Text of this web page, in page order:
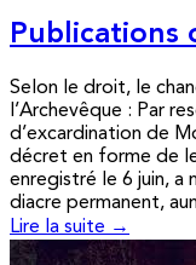
Publications
Selon le droit, le
l’Archevêque : Par
d’excardination de
décret en forme de
enregistré le 6 juin, a
diacre permanent,
Lire la suite →